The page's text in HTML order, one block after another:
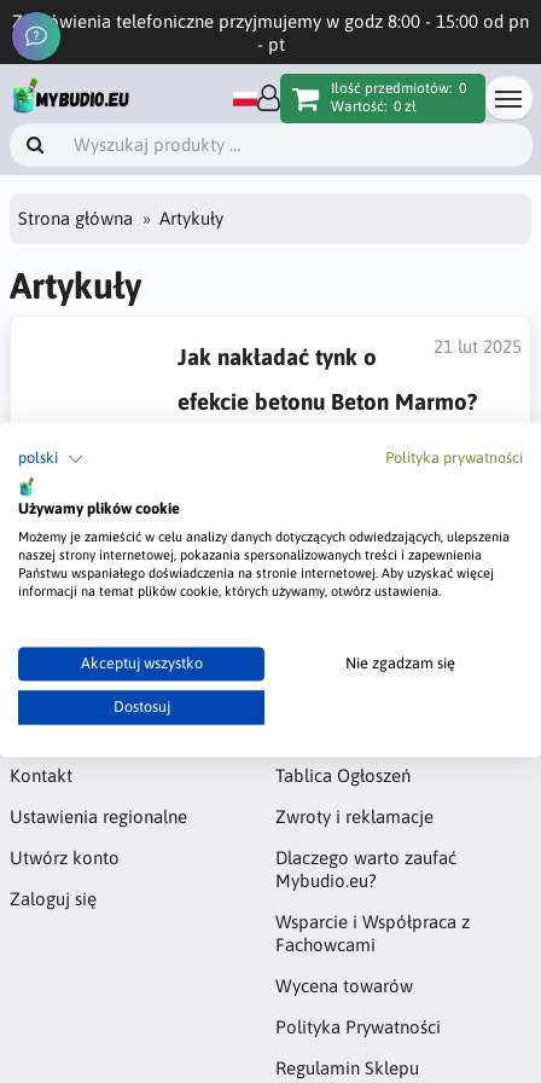
polski Polityka prywatności
Używamy plików cookie
Możemy je zamieścić w celu analizy danych dotyczących odwiedzających, ulepszenia
naszej strony internetowej, pokazania spersonalizowanych treści i zapewnienia
Państwu wspaniałego doświadczenia na stronie internetowej. Aby uzyskać więcej
informacji na temat plików cookie, których używamy, otwórz ustawienia.
Akceptuj wszystko Nie zgadzam się
Dostosuj
Zamówienia telefoniczne przyjmujemy w godz 8:00 - 15:00 od pn
- pt
Ilość przedmiotów: 0
Wartość: 0 zł
Strona główna Artykuły
Artykuły
21 lut 2025
Jak nakładać tynk o
efekcie betonu Beton Marmo?
krok po kroku, wyjaśniający cały proces aplikacji
dekoracyjnego tynku o strukturze betonu. Omówiono w nim
przygotowanie podłoża, dobór odpowiedniego gruntu oraz
nakładanie kolejnych warstw – od podkładu kwarcowego,
przez warstwę podkładową i dekoracyjną, aż po
impregnowanie.
Konto
Kontakt
Ustawienia regionalne
Utwórz konto
Zaloguj się
Tablica Ogłoszeń
Zwroty i reklamacje
Dlaczego warto zaufać
Mybudio.eu?
Wsparcie i Współpraca z
Fachowcami
Wycena towarów
Polityka Prywatności
Regulamin Sklepu